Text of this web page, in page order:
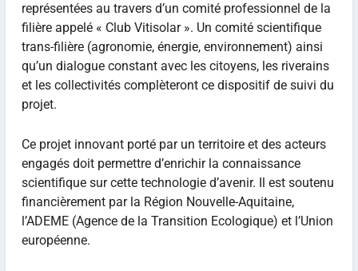
représentées au travers d’un comité professionnel de la
filière appelé « Club Vitisolar ». Un comité scientifique
trans-filière (agronomie, énergie, environnement) ainsi
qu’un dialogue constant avec les citoyens, les riverains
et les collectivités complèteront ce dispositif de suivi du
projet.
Ce projet innovant porté par un territoire et des acteurs
engagés doit permettre d’enrichir la connaissance
scientifique sur cette technologie d’avenir. Il est soutenu
financièrement par la Région Nouvelle-Aquitaine,
l’ADEME (Agence de la Transition Ecologique) et l’Union
européenne.